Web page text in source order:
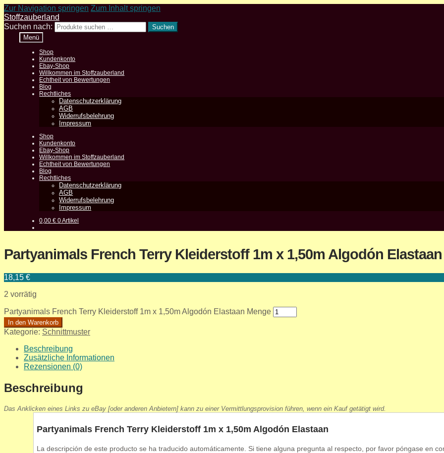
Zur Navigation springen Zum Inhalt springen
Stoffzauberland
Suchen nach:
Suchen
Menü
Shop
Kundenkonto
Ebay-Shop
Willkommen im Stoffzauberland
Echtheit von Bewertungen
Blog
Rechtliches
Datenschutzerklärung
AGB
Widerrufsbelehrung
Impressum
Shop
Kundenkonto
Ebay-Shop
Willkommen im Stoffzauberland
Echtheit von Bewertungen
Blog
Rechtliches
Datenschutzerklärung
AGB
Widerrufsbelehrung
Impressum
0,00€ 0 Artikel
Partyanimals French Terry Kleiderstoff 1m x 1,50m Algodón Elastaan
18,15 €
2 vorrätig
Partyanimals French Terry Kleiderstoff 1m x 1,50m Algodón Elastaan Menge
In den Warenkorb
Kategorie: Schnittmuster
Beschreibung
Zusätzliche Informationen
Rezensionen (0)
Beschreibung
Das Anklicken eines Links zu eBay [oder anderen Anbietern] kann zu einer Vermittlungsprovision führen, wenn ein Kauf getätigt wird.
Partyanimals French Terry Kleiderstoff 1m x 1,50m Algodón Elastaan
La descripción de este producto se ha traducido automáticamente. Si tiene alguna pregunta al respecto, por favor póngase en